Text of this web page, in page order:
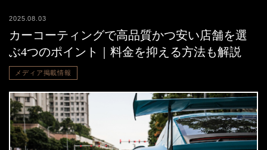
2025.08.03
カーコーティングで高品質かつ安い店舗を選
ぶ4つのポイント｜料金を抑える方法も解説
メディア掲載情報